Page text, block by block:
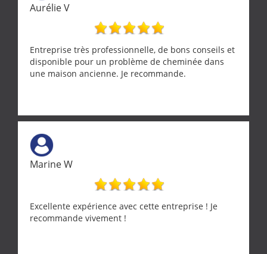
Aurélie V
Entreprise très professionnelle, de bons conseils et
disponible pour un problème de cheminée dans
une maison ancienne. Je recommande.
Marine W
Excellente expérience avec cette entreprise ! Je
recommande vivement !